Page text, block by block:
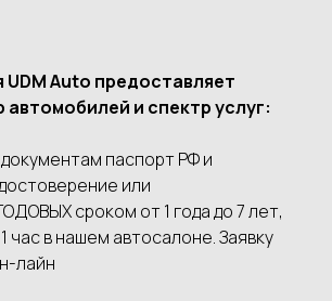
UDМ Аutо предоставляет
и спектр услуг:
паспорт РФ и
или
сроком от 1 года до 7 лет,
час в нашем автосалоне. Заявку
лайн